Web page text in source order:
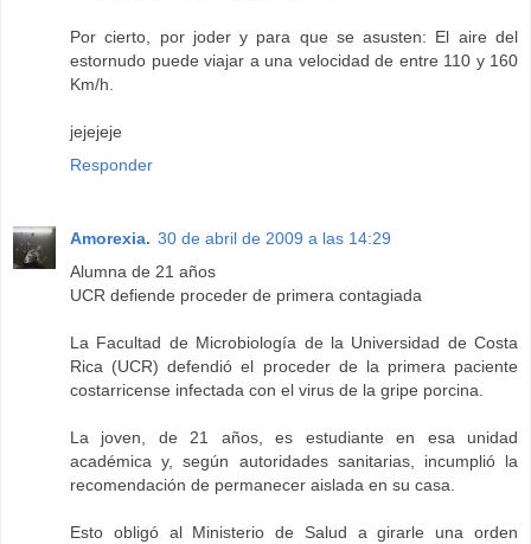
Por cierto, por joder y para que se asusten: El aire del
estornudo puede viajar a una velocidad de entre 110 y 160
Km/h.
jejejeje
Responder
Amorexia. 30 de abril de 2009 a las 14:29
Alumna de 21 años
UCR defiende proceder de primera contagiada
La Facultad de Microbiología de la Universidad de Costa
Rica (UCR) defendió el proceder de la primera paciente
costarricense infectada con el virus de la gripe porcina.
La joven, de 21 años, es estudiante en esa unidad
académica y, según autoridades sanitarias, incumplió la
recomendación de permanecer aislada en su casa.
Esto obligó al Ministerio de Salud a girarle una orden